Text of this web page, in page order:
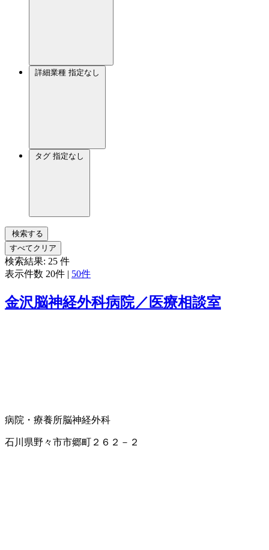
詳細業種 指定なし
タグ 指定なし
検索する
すべてクリア
検索結果: 25 件
表示件数 20件 | 50件
金沢脳神経外科病院／医療相談室
病院・療養所脳神経外科
石川県野々市市郷町２６２－２